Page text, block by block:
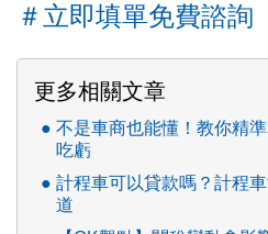
＃立即填單免費諮詢
更多相關文章
不是車商也能懂！教你精
吃虧
計程車可以貸款嗎？計程
道